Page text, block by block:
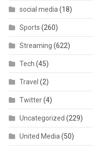
social media(18)
Sports (260)
Streaming (622)
Tech (45)
Travel (2)
Twitter(4)
Uncategorized (229)
United Media(50)